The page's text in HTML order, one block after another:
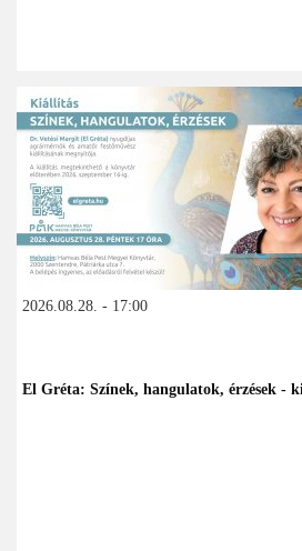
2026.08.28. - 17:00
El Gréta: Színek, hangulatok, érzések -